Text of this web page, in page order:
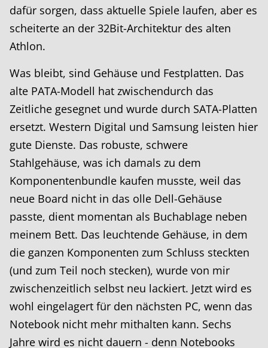
dafür sorgen, dass aktuelle Spiele laufen, aber es
scheiterte an der 32Bit-Architektur des alten
Athlon.
Was bleibt, sind Gehäuse und Festplatten. Das
alte PATA-Modell hat zwischendurch das
Zeitliche gesegnet und wurde durch SATA-Platten
ersetzt. Western Digital und Samsung leisten hier
gute Dienste. Das robuste, schwere
Stahlgehäuse, was ich damals zu dem
Komponentenbundle kaufen musste, weil das
neue Board nicht in das olle Dell-Gehäuse
passte, dient momentan als Buchablage neben
meinem Bett. Das leuchtende Gehäuse, in dem
die ganzen Komponenten zum Schluss steckten
(und zum Teil noch stecken), wurde von mir
zwischenzeitlich selbst neu lackiert. Jetzt wird es
wohl eingelagert für den nächsten PC, wenn das
Notebook nicht mehr mithalten kann. Sechs
Jahre wird es nicht dauern - denn Notebooks